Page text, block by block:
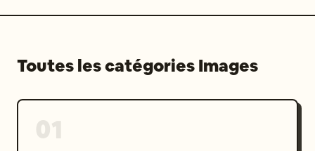
Toutes les catégories Images